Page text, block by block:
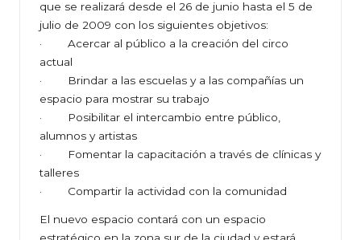
que se realizará desde el 26 de junio hasta el 5 de
julio de 2009 con los siguientes objetivos:
· Acercar al público a la creación del circo
actual
· Brindar a las escuelas y a las compañías un
espacio para mostrar su trabajo
· Posibilitar el intercambio entre público,
alumnos y artistas
· Fomentar la capacitación a través de clínicas y
talleres
· Compartir la actividad con la comunidad
El nuevo espacio contará con un espacio